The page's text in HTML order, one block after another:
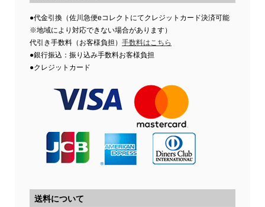
●代金引換（佐川急便eコレクトにてクレジットカード決済可能
※地域により対応できない場合があります）
代引き手数料（お客様負担） 手数料はこちら
●銀行振込：振り込み手数料お客様負担
●クレジットカード
送料について